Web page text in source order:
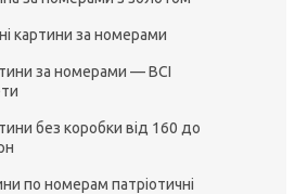
картини за номерами
за номерами — ВСІ
без коробки від 160 до
по номерам патріотичні